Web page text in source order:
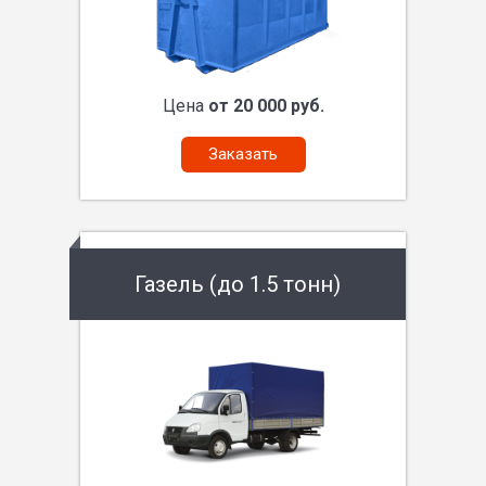
Цена от 20 000 руб.
Заказать
Газель (до 1.5 тонн)